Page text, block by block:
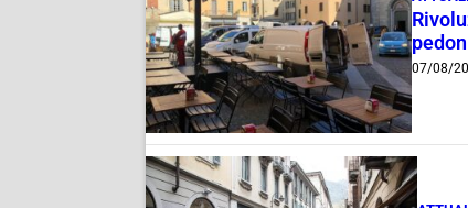
07/08/